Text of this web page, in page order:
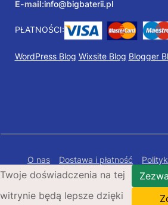
E-mail:info@bigbaterii.pl
PŁATNOŚCI:
WordPress Blog Wixsite Blog Blogger
O nas Dostawa i płatność
Polityka prywatności
Copyright © 2026 Bigbaterii.pl.
Twoje doświadczenia na tej
witrynie będą lepsze dzięki